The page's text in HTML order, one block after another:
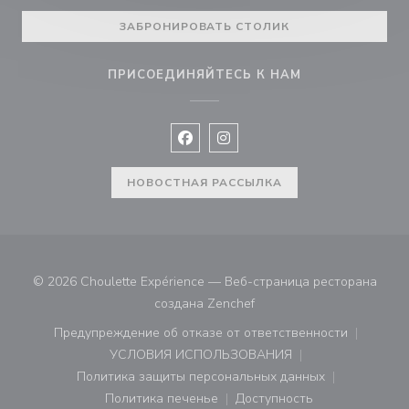
ЗАБРОНИРОВАТЬ СТОЛИК
ПРИСОЕДИНЯЙТЕСЬ К НАМ
Facebook ((открывается в новом
Instagram ((открывается в
НОВОСТНАЯ РАССЫЛКА
© 2026 Choulette Expérience — Веб-страница ресторана
создана Zenchef((открывается в новом
Предупреждение об отказе от ответственности
((открывается в новом окне))
УСЛОВИЯ ИСПОЛЬЗОВАНИЯ
((открывается в новом окне))
Политика защиты персональных данных
((открывается в новом окне))
Политика печенье Доступность